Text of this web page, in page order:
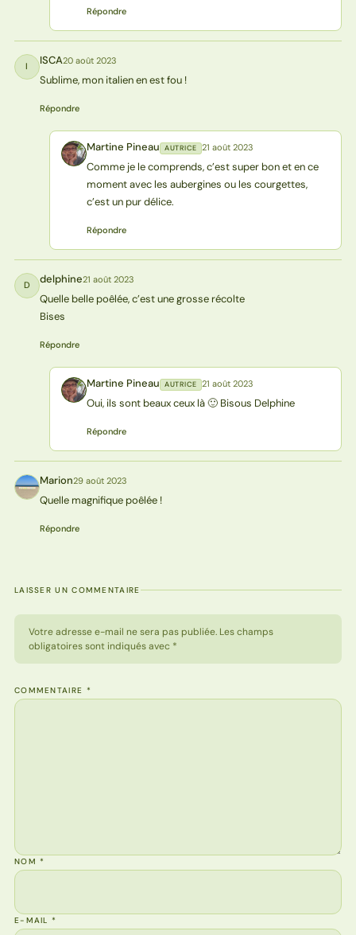
Répondre
I ISCA20 août 2023
Sublime, mon italien en est fou !
Répondre
MP Martine Pineau AUTRICE 21 août 2023
Comme je le comprends, c’est super bon et en ce
moment avec les aubergines ou les courgettes,
c’est un pur délice.
Répondre
D delphine21 août 2023
Quelle belle poêlée, c’est une grosse récolte
Bises
Répondre
MP Martine Pineau AUTRICE 21 août 2023
Oui, ils sont beaux ceux là 🙂 Bisous Delphine
Répondre
M Marion29 août 2023
Quelle magnifique poêlée !
Répondre
LAISSER UN COMMENTAIRE
Votre adresse e-mail ne sera pas publiée. Les champs
obligatoires sont indiqués avec *
COMMENTAIRE *
NOM*
E-MAIL*